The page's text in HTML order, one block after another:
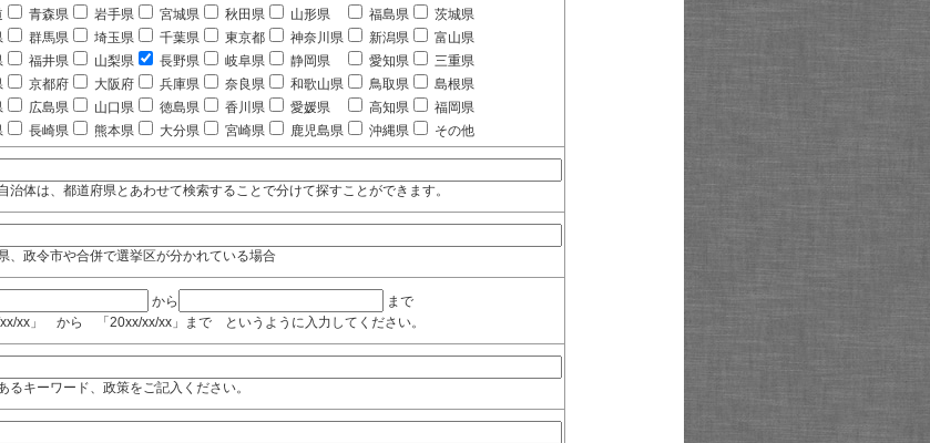
青森県 岩手県 宮城県 秋田県 山形県 福島県
茨城県
群馬県 埼玉県 千葉県 東京都 神奈川県 新潟県
富山県
福井県 山梨県 長野県 岐阜県 静岡県 愛知県
三重県
京都府 大阪府 兵庫県 奈良県 和歌山県 鳥取県
島根県
広島県 山口県 徳島県 香川県 愛媛県 高知県
福岡県
長崎県 熊本県 大分県 宮崎県 鹿児島県 沖縄県 その他
治体は、都道府県とあわせて検索することで分けて探すことができます。
、政令市や合併で選挙区が分かれている場合
から
まで
xx」 から 「20xx/xx/xx」まで というように入力してください。
るキーワード、政策をご記入ください。